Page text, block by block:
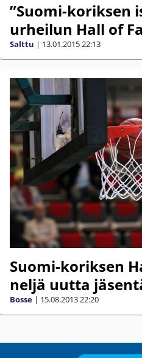
”Suomi-koriksen
urheilun Hall of
Salttu | 13.01.201522:13
Suomi-koriksen
neljä uutta
Bosse | 15.08.201322:20